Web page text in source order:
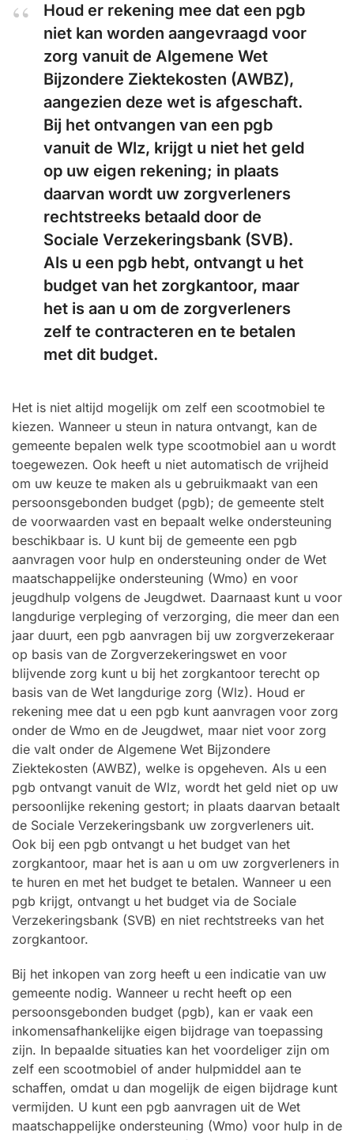
Houd er rekening mee dat een pgb
niet kan worden aangevraagd voor
zorg vanuit de Algemene Wet
Bijzondere Ziektekosten (AWBZ),
aangezien deze wet is afgeschaft.
Bij het ontvangen van een pgb
vanuit de Wlz, krijgt u niet het geld
op uw eigen rekening; in plaats
daarvan wordt uw zorgverleners
rechtstreeks betaald door de
Sociale Verzekeringsbank (SVB).
Als u een pgb hebt, ontvangt u het
budget van het zorgkantoor, maar
het is aan u om de zorgverleners
zelf te contracteren en te betalen
met dit budget.
Het is niet altijd mogelijk om zelf een scootmobiel te
kiezen. Wanneer u steun in natura ontvangt, kan de
gemeente bepalen welk type scootmobiel aan u wordt
toegewezen. Ook heeft u niet automatisch de vrijheid
om uw keuze te maken als u gebruikmaakt van een
persoonsgebonden budget (pgb); de gemeente stelt
de voorwaarden vast en bepaalt welke ondersteuning
beschikbaar is. U kunt bij de gemeente een pgb
aanvragen voor hulp en ondersteuning onder de Wet
maatschappelijke ondersteuning (Wmo) en voor
jeugdhulp volgens de Jeugdwet. Daarnaast kunt u voor
langdurige verpleging of verzorging, die meer dan een
jaar duurt, een pgb aanvragen bij uw zorgverzekeraar
op basis van de Zorgverzekeringswet en voor
blijvende zorg kunt u bij het zorgkantoor terecht op
basis van de Wet langdurige zorg (Wlz). Houd er
rekening mee dat u een pgb kunt aanvragen voor zorg
onder de Wmo en de Jeugdwet, maar niet voor zorg
die valt onder de Algemene Wet Bijzondere
Ziektekosten (AWBZ), welke is opgeheven. Als u een
pgb ontvangt vanuit de Wlz, wordt het geld niet op uw
persoonlijke rekening gestort; in plaats daarvan betaalt
de Sociale Verzekeringsbank uw zorgverleners uit.
Ook bij een pgb ontvangt u het budget van het
zorgkantoor, maar het is aan u om uw zorgverleners in
te huren en met het budget te betalen. Wanneer u een
pgb krijgt, ontvangt u het budget via de Sociale
Verzekeringsbank (SVB) en niet rechtstreeks van het
zorgkantoor.
Bij het inkopen van zorg heeft u een indicatie van uw
gemeente nodig. Wanneer u recht heeft op een
persoonsgebonden budget (pgb), kan er vaak een
inkomensafhankelijke eigen bijdrage van toepassing
zijn. In bepaalde situaties kan het voordeliger zijn om
zelf een scootmobiel of ander hulpmiddel aan te
schaffen, omdat u dan mogelijk de eigen bijdrage kunt
vermijden. U kunt een pgb aanvragen uit de Wet
maatschappelijke ondersteuning (Wmo) voor hulp in de